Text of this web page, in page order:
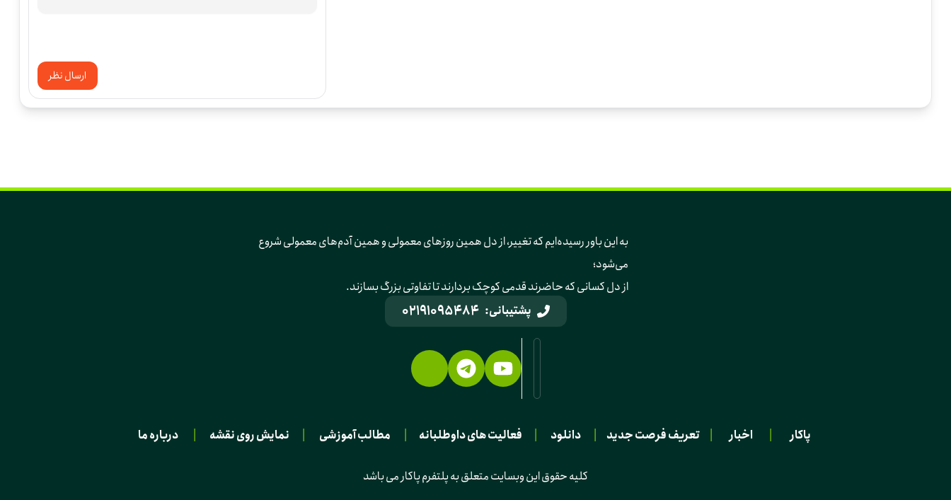
ارسال نظر
به این باور رسیده‌ایم که تغییر، از دل همین روزهای معمولی و همین آدم‌های معمولی شروع
می‌شود؛
از دل کسانی که حاضرند قدمی کوچک بردارند تا تفاوتی بزرگ بسازند.
پشتیبانی: 02191095484
پاکار اخبار تعریف فرصت جدید دانلود فعالیت های داوطلبانه مطالب آموزشی نمایش روی نقشه درباره ما
کلیه حقوق این وبسایت متعلق به پلتفرم پاکار می باشد